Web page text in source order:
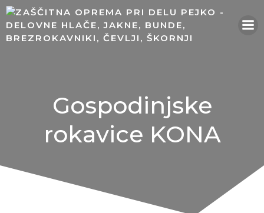
Skip
to
content
Gospodinjske
rokavice KONA